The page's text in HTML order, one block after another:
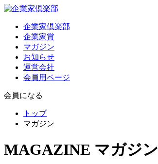
企業家倶楽部
企業家賞
マガジン
お知らせ
運営会社
会員用ページ
会員になる
トップ
マガジン
MAGAZINE マガジン